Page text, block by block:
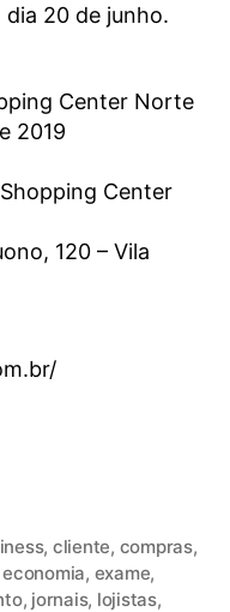
dia 20 de junho.
Center Norte
2019
Center
120 – Vila
, cliente, compras,
economia, exame,
, jornais, lojistas,